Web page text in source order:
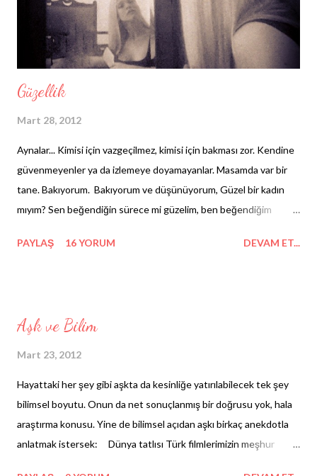
hasta paniğe kapılır. Çünkü, öz annesinin b...
Güzellik
Mart 28, 2012
Aynalar... Kimisi için vazgeçilmez, kimisi için bakması zor. Kendine
güvenmeyenler ya da izlemeye doyamayanlar. Masamda var bir
tane. Bakıyorum. Bakıyorum ve düşünüyorum, Güzel bir kadın
mıyım? Sen beğendiğin sürece mi güzelim, ben beğendiğim
fırçasının dokunduğu kadın mı güzel, yoksa yüzünden su taneleri
bu somut olmayan erdemlerim mi? Peki ya kokum... Kokum beni
Güzellik, ne kadar da çelişkili. Güzelliğim... Ne kadar da sana bağlı.
PAYLAŞ 16 YORUM DEVAM ET...
Aşk ve Bilim
Mart 23, 2012
Hayattaki her şey gibi aşkta da kesinliğe yatırılabilecek tek şey
bilimsel boyutu. Onun da net sonuçlanmış bir doğrusu yok, hala
araştırma konusu. Yine de bilimsel açıdan aşkı birkaç anekdotla
anlatmak istersek: Dünya tatlısı Türk filmlerimizin meşhur